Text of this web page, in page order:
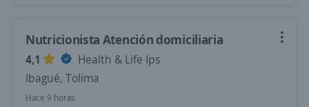
Nutricionista Atención domiciliaria
4,1
Health & Life Ips
Ibagué, Tolima
Hace 9 horas